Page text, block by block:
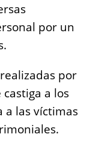
por un
por
a los
a las víctimas